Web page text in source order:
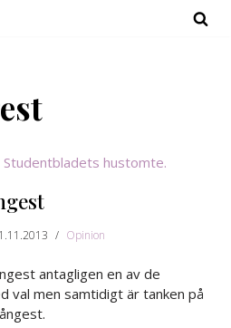
Opinion
antagligen en av de
val men samtidigt är tanken på